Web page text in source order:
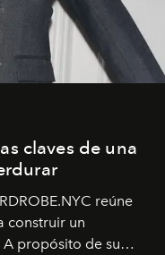
claves de una
reúne
construir un
propósito de su